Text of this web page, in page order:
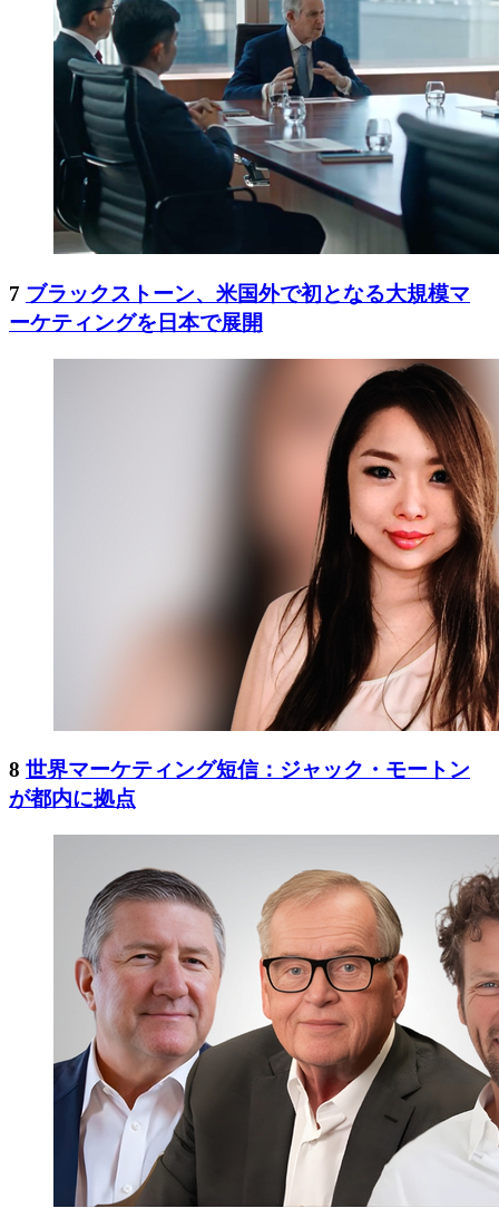
7 ブラックストーン、米国外で初となる大規模マ
ーケティングを日本で展開
8 世界マーケティング短信：ジャック・モートン
が都内に拠点